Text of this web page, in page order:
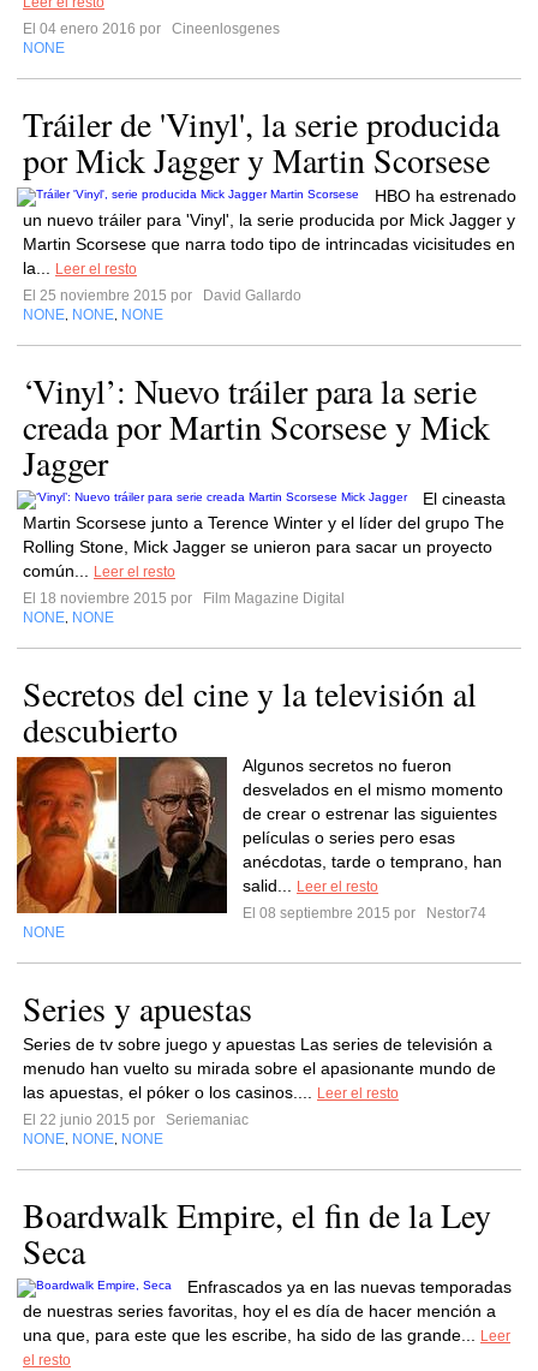
El 04 enero 2016 por
Cineenlosgenes
NONE
Tráiler de 'Vinyl', la serie producida
por Mick Jagger y Martin Scorsese
HBO ha estrenado
un nuevo tráiler para 'Vinyl', la serie producida por Mick Jagger y
Martin Scorsese que narra todo tipo de intrincadas vicisitudes en
la...
Leer el resto
El 25 noviembre 2015 por
David Gallardo
NONE NONE NONE
‘Vinyl’: Nuevo tráiler para la serie
creada por Martin Scorsese y Mick
Jagger
El cineasta
Martin Scorsese junto a Terence Winter y el líder del grupo The
Rolling Stone, Mick Jagger se unieron para sacar un proyecto
común...
Leer el resto
El 18 noviembre 2015 por
Film Magazine Digital
NONE NONE
Secretos del cine y la televisión al
descubierto
Algunos secretos no fueron
desvelados en el mismo momento
de crear o estrenar las siguientes
películas o series pero esas
anécdotas, tarde o temprano, han
salid...
Leer el resto
El 08 septiembre 2015 por
Nestor74
NONE
Series y apuestas
Series de tv sobre juego y apuestas Las series de televisión a
menudo han vuelto su mirada sobre el apasionante mundo de
las apuestas, el póker o los casinos....
Leer el resto
El 22 junio 2015 por
Seriemaniac
NONE NONE NONE
Boardwalk Empire, el fin de la Ley
Seca
Enfrascados ya en las nuevas temporadas
de nuestras series favoritas, hoy el es día de hacer mención a
una que, para este que les escribe, ha sido de las grande...
Leer
el resto